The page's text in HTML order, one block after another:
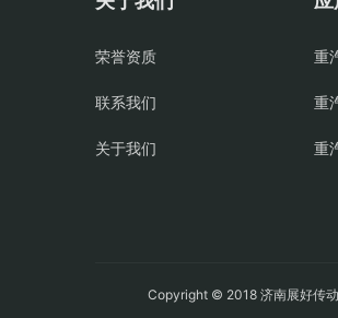
荣誉资质
联系我们
关于我们
重
重
重
Copyright © 2018 济南展好传